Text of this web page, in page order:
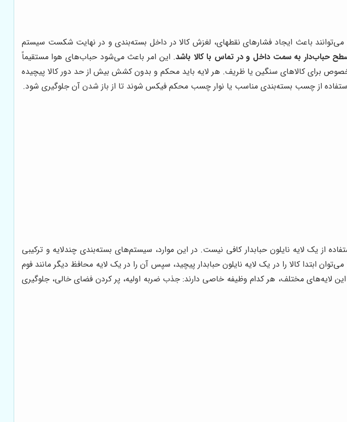
باعث ایجاد فشارهای نقطهای، لغزش کالا در داخل بسته‌بندی و در نهایت شکست سیستم
حباب‌دار به سمت داخل و در تماس با کالا باشد. این امر باعث می‌شود حباب‌های هوا مستقیماً
برای کالاهای سنگین یا ظریف. هر لایه باید محکم و بدون کشش بیش از حد دور کالا پیچیده
استفاده از چسب بسته‌بندی مناسب یا نوار چسب محکم فیکس شوند تا از باز شدن آن جلوگیری شود.
از یک لایه نایلون حبابدار کافی نیست. در این موارد، سیستم‌های بسته‌بندی چندلایه و ترکیبی
کالا را در یک لایه نایلون حبابدار پیچید، سپس آن را در یک لایه محافظ دیگر مانند فوم
این لایه‌های مختلف، هر کدام وظیفه خاصی دارند: جذب ضربه اولیه، پر کردن فضای خالی، جلوگیری